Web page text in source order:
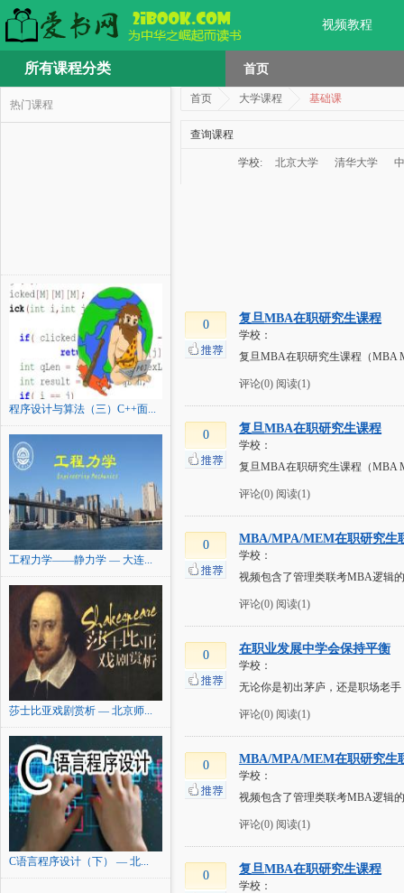
视频教程
所有课程分类 首页
热门课程
程序设计与算法（三）C++面...
工程力学——静力学 — 大连...
莎士比亚戏剧赏析 — 北京师...
C语言程序设计（下） — 北...
首页 大学课程 基础课
查询课程
学校: 北京大学 清华大学
0 复旦MBA在职研究生课程
学校：
复旦MBA在职研究生课程（MBA
评论(0) 阅读(1)
0 复旦MBA在职研究生课程
学校：
复旦MBA在职研究生课程（MBA
评论(0) 阅读(1)
0 MBA/MPA/MEM在职研究生
学校：
视频包含了管理类联考MBA逻辑
评论(0) 阅读(1)
0 在职业发展中学会保持平衡
学校：
无论你是初出茅庐，还是职场老
评论(0) 阅读(1)
0 MBA/MPA/MEM在职研究生
学校：
视频包含了管理类联考MBA逻辑
评论(0) 阅读(1)
0 复旦MBA在职研究生课程
学校：